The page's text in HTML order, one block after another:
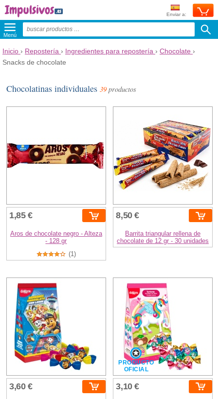
Enviar a:
Menú
Inicio › Repostería › Ingredientes para repostería › Chocolate ›
Snacks de chocolate
Chocolatinas individuales39productos
1,85 €
Aros de chocolate negro - Alteza
- 128 gr
(1)
8,50 €
Barrita triangular rellena de
chocolate de 12 gr - 30 unidades
3,60 €
PRODUCTO
OFICIAL
3,10 €